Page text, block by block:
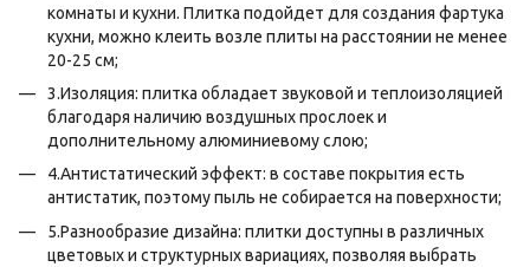
комнаты и кухни. Плитка подойдет для создания фартука
кухни, можно клеить возле плиты на расстоянии не менее
20-25 см;
3.Изоляция: плитка обладает звуковой и теплоизоляцией
благодаря наличию воздушных прослоек и
дополнительному алюминиевому слою;
4.Антистатический эффект: в составе покрытия есть
антистатик, поэтому пыль не собирается на поверхности;
5.Разнообразие дизайна: плитки доступны в различных
цветовых и структурных вариациях, позволяя выбрать